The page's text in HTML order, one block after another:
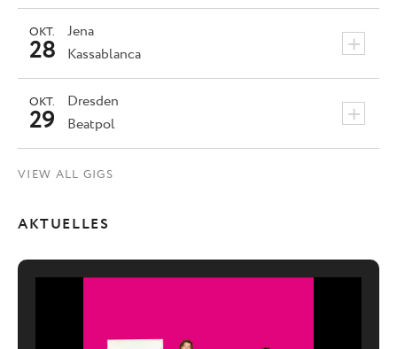
Jena +
OKT.
28 Kassablanca
Dresden +
OKT.
29 Beatpol
VIEW ALL GIGS
AKTUELLES